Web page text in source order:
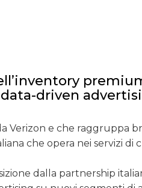
driven
Verizon e che raggruppa
che opera nei servizi
dalla partnership